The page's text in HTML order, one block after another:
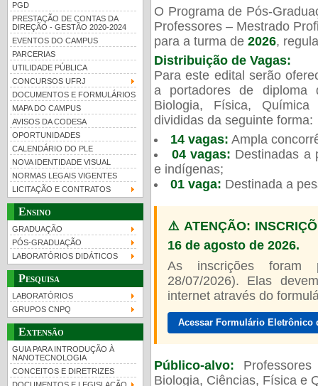
PGD
PRESTAÇÃO DE CONTAS DA
DIREÇÃO - GESTÃO 2020-2024
EVENTOS DO CAMPUS
PARCERIAS
UTILIDADE PÚBLICA
CONCURSOS UFRJ
DOCUMENTOS E FORMULÁRIOS
MAPA DO CAMPUS
AVISOS DA CODESA
OPORTUNIDADES
CALENDÁRIO DO PLE
NOVA IDENTIDADE VISUAL
NORMAS LEGAIS VIGENTES
LICITAÇÃO E CONTRATOS
Ensino
GRADUAÇÃO
PÓS-GRADUAÇÃO
LABORATÓRIOS DIDÁTICOS
Pesquisa
LABORATÓRIOS
GRUPOS CNPQ
Extensão
GUIA PARA INTRODUÇÃO À
NANOTECNOLOGIA
CONCEITOS E DIRETRIZES
O Programa de Pós-
Professores – Mestrado
para a turma de 2026,
Distribuição de Vagas:
Para este edital serão
a portadores de diploma
Biologia, Física,
divididas da seguinte forma:
14 vagas: Ampla
04 vagas: Destinadas a
e indígenas;
01 vaga: Destinada a
⚠️ ATENÇÃO:
16 de agosto de 2026.
As inscrições foram
28/07/2026). Elas
internet através do
Acessar Formulário
Público-alvo:
Biologia, Ciências, Física e
UFRJ 100 anos